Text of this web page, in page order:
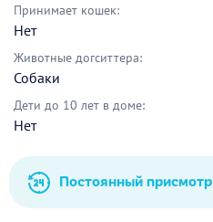
Принимает кошек:
Нет
Животные догситтера:
Собаки
Дети до 10 лет в доме:
Нет
Постоянный присмотр